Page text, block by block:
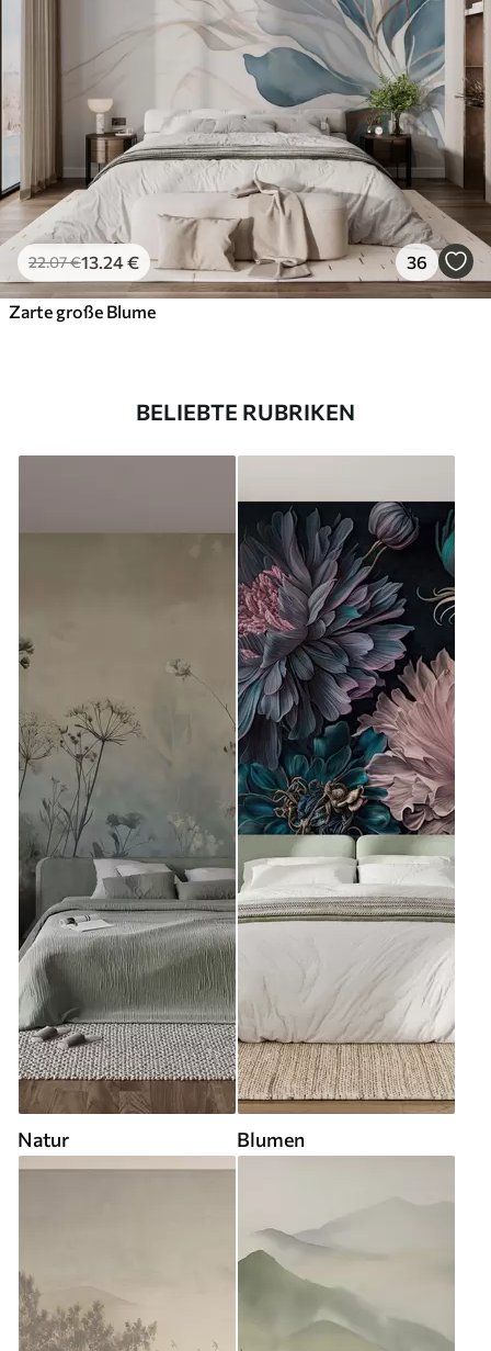
22.07€13 .24€ 36
Zarte große Blume
BELIEBTE RUBRIKEN
Natur Blumen